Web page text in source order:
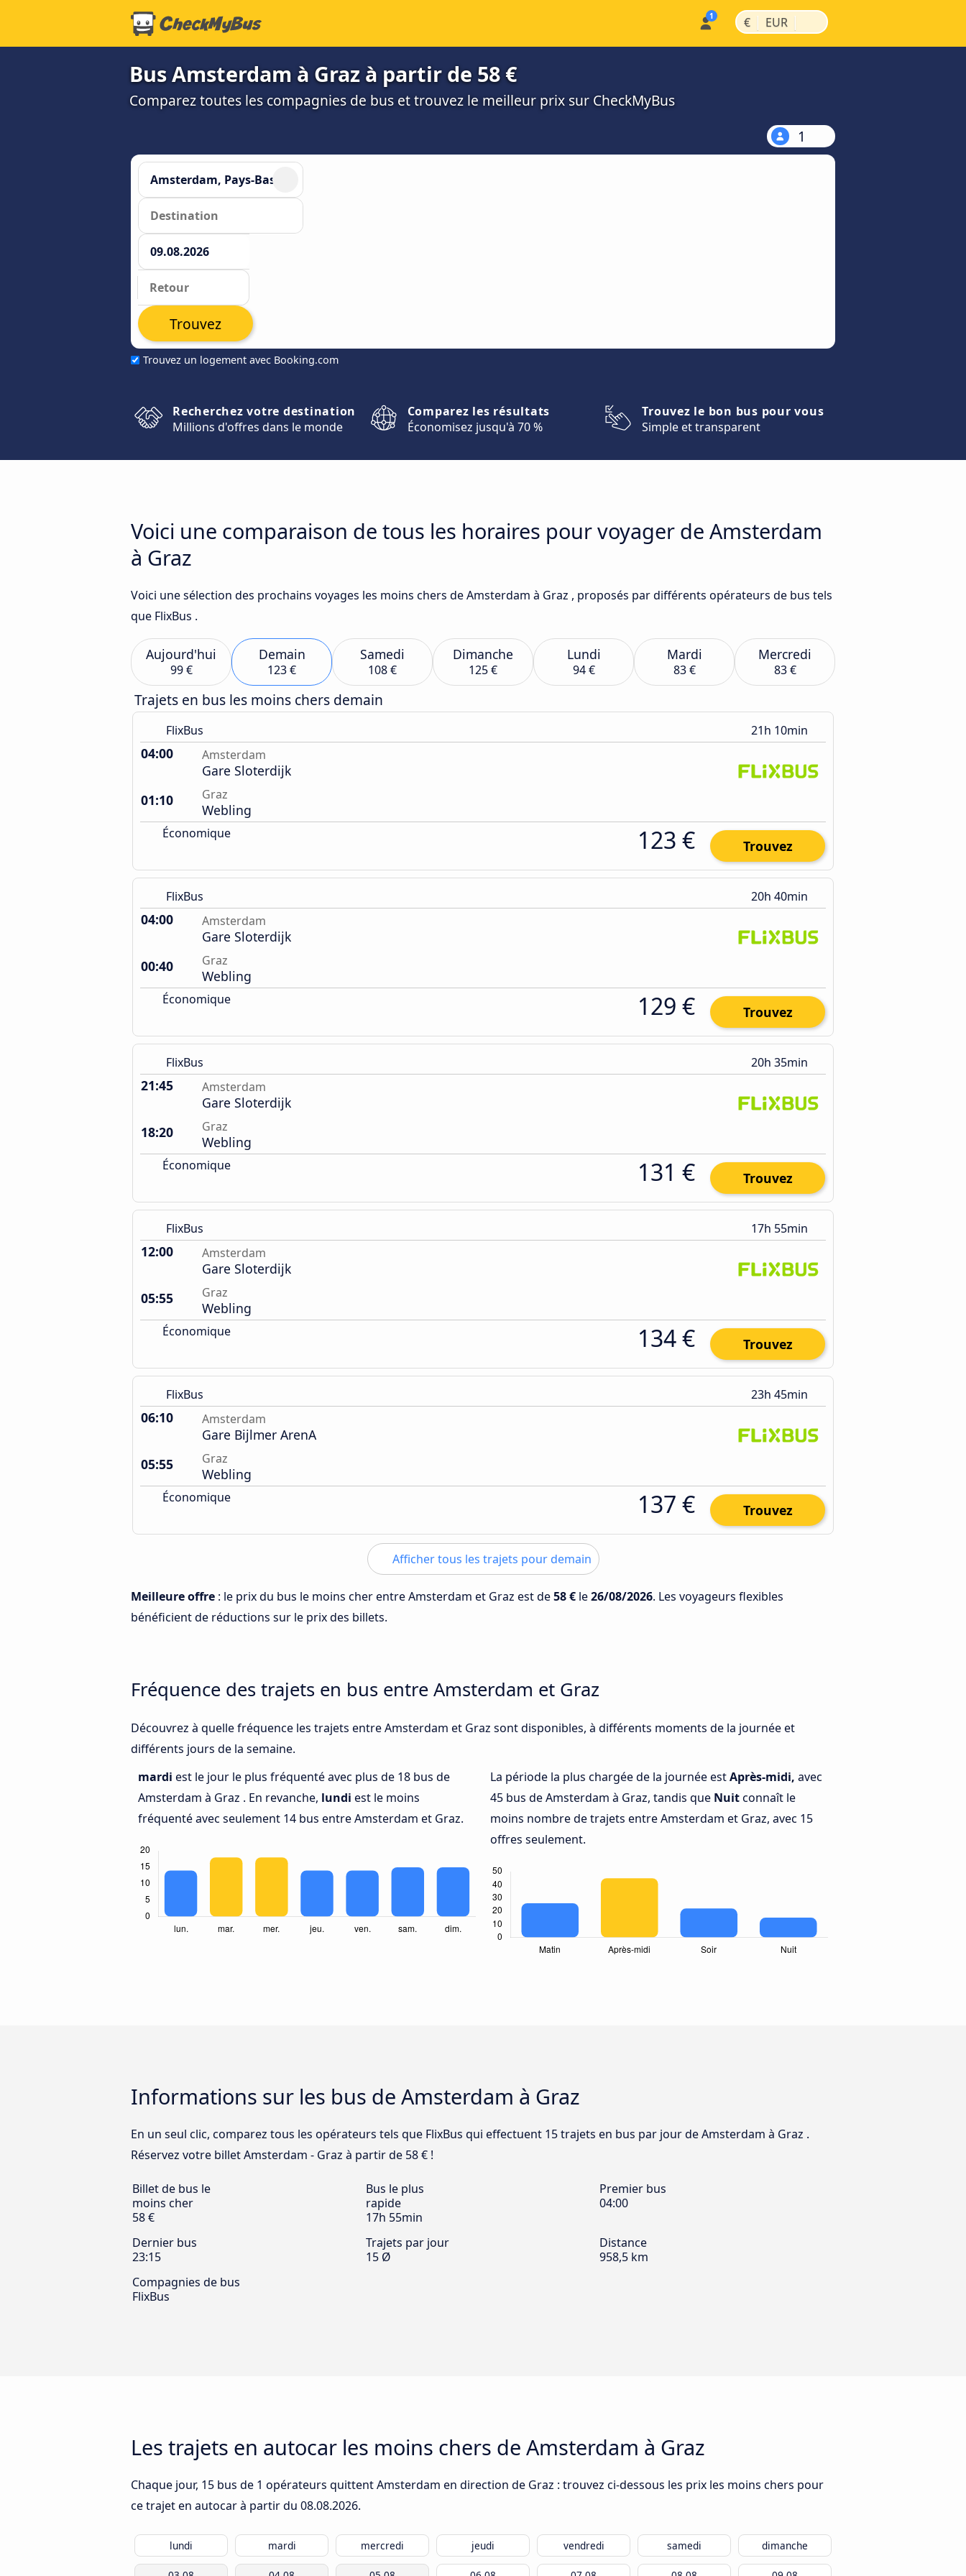
€ | EUR |
Bus Amsterdam à Graz à partir de 58 €
Comparez toutes les compagnies de bus et trouvez le meilleur prix sur CheckMyBus
1
Trouvez un logement avec Booking.com
Trouvez
Recherchez votre destination
Millions d'offres dans le monde
Comparez les résultats
Économisez jusqu'à 70 %
Trouvez le bon bus pour vous
Simple et transparent
Voici une comparaison de tous les horaires pour voyager de Amsterdam
à Graz
Voici une sélection des prochains voyages les moins chers de Amsterdam à Graz , proposés par différents opérateurs de bus tels
que FlixBus .
Aujourd'hui
99 €
Demain
123 €
Samedi
108 €
Dimanche
125 €
Lundi
94 €
Mardi
83 €
Mercredi
83 €
Trajets en bus les moins chers demain
FlixBus 21h 10min
04:00 Amsterdam
Gare Sloterdijk
01:10
Graz
Webling
Économique 123 € Trouvez
FlixBus 20h 40min
04:00 Amsterdam
Gare Sloterdijk
00:40
Graz
Webling
Économique 129 € Trouvez
FlixBus 20h 35min
21:45 Amsterdam
Gare Sloterdijk
18:20
Graz
Webling
Économique 131 € Trouvez
FlixBus 17h 55min
12:00 Amsterdam
Gare Sloterdijk
05:55
Graz
Webling
Économique 134 € Trouvez
FlixBus 23h 45min
06:10 Amsterdam
Gare Bijlmer ArenA
05:55
Graz
Webling
Économique 137 € Trouvez
Afficher tous les trajets pour demain
Meilleure offre : le prix du bus le moins cher entre Amsterdam et Graz est de58 € le26/08/2026. Les voyageurs flexibles
bénéficient de réductions sur le prix des billets.
Fréquence des trajets en bus entre Amsterdam et Graz
Découvrez à quelle fréquence les trajets entre Amsterdam et Graz sont disponibles, à différents moments de la journée et
différents jours de la semaine.
mardi est le jour le plus fréquenté avec plus de 18 bus de
Amsterdam à Graz . En revanche, lundi est le moins
fréquenté avec seulement 14 bus entre Amsterdam et Graz.
La période la plus chargée de la journée estAprès-midi, avec
45 bus de Amsterdam à Graz, tandis que Nuitconnaît le
moins nombre de trajets entre Amsterdam et Graz, avec 15
offres seulement.
Informations sur les bus de Amsterdam à Graz
En un seul clic, comparez tous les opérateurs tels que FlixBus qui effectuent 15 trajets en bus par jour de Amsterdam à Graz .
Réservez votre billet Amsterdam - Graz à partir de 58 € !
Billet de bus le
moins cher
58 €
Bus le plus
rapide
17h 55min
Premier bus
04:00
Dernier bus
23:15
Trajets par jour
15 Ø
Distance
958,5 km
Compagnies de bus
FlixBus
Les trajets en autocar les moins chers de Amsterdam à Graz
Chaque jour, 15 bus de 1 opérateurs quittent Amsterdam en direction de Graz : trouvez ci-dessous les prix les moins chers pour
ce trajet en autocar à partir du 08.08.2026.
lundi mardi mercredi jeudi vendredi samedi dimanche